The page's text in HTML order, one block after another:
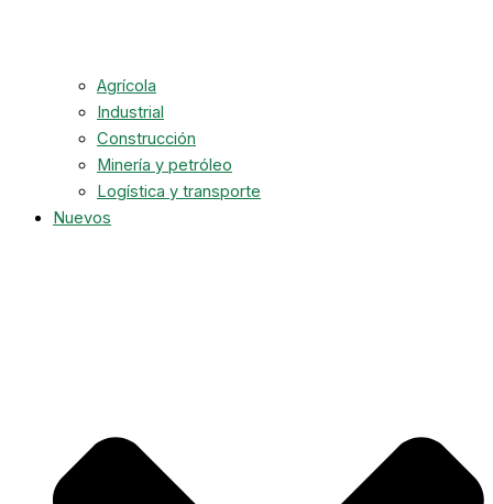
Agrícola
Industrial
Construcción
Minería y petróleo
Logística y transporte
Nuevos